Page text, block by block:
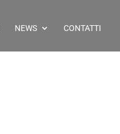
NEWS CONTATTI